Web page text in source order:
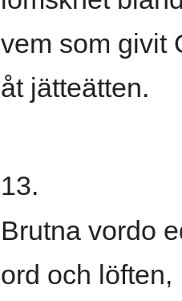
vem som givit
åt jätteätten.
13.
Brutna vordo
ord och löften,